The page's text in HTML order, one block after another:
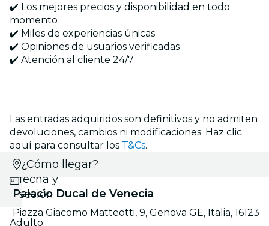
✔️ Los mejores precios y disponibilidad en todo
momento
✔️ Miles de experiencias únicas
✔️ Opiniones de usuarios verificadas
✔️ Atención al cliente 24/7
Las entradas adquiridos son definitivos y no admiten
devoluciones, cambios ni modificaciones. Haz clic
aquí para consultar los T&Cs.
Selecciona
fecha y
sesión
Adulto
¿Cómo llegar?
Palacio Ducal de Venecia
Piazza Giacomo Matteotti, 9, Genova GE, Italia, 16123